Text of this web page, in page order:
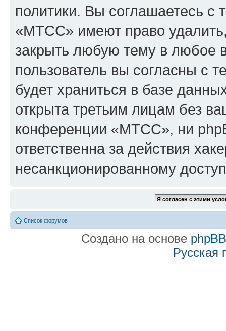
политики. Вы соглашаетесь
«МТСС» имеют право удалить,
закрыть любую тему в любое
пользователь вы согласны с
будет храниться в базе
открыта третьим лицам без
конференции «МТСС», ни
ответственна за действия
несанкционированному
Список форумов
Создано на основе phpBB
Русская